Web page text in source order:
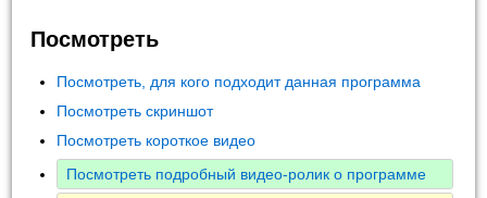
Посмотреть
Посмотреть, для кого подходит данная программа
Посмотреть скриншот
Посмотреть короткое видео
Посмотреть подробный видео-ролик о программе